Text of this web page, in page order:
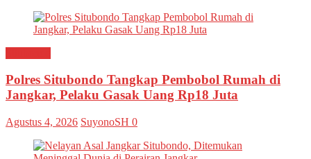
Polres Situbondo Tangkap Pembobol Rumah di
Jangkar, Pelaku Gasak Uang Rp18 Juta
Agustus 4, 2026 SuyonoSH 0